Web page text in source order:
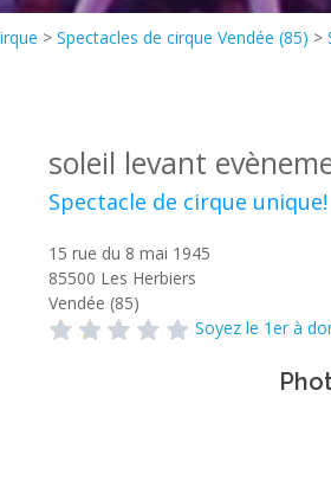
> Spectacles de cirque Vendée (85) >
soleil levant
Spectacle de cirque unique!
15 rue du 8 mai 1945
85500 Les Herbiers
Vendée (85)
Soyez le 1er à